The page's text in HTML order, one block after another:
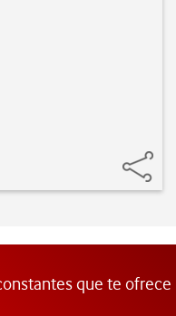
que te ofrece